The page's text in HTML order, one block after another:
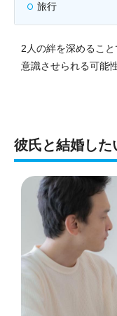
旅行
2人の絆を深めるこ
意識させられる可能
彼氏と結婚した